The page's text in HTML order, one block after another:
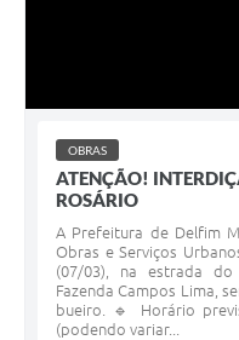
OBRAS
ATENÇÃO!
ROSÁRIO
A Prefeitura de Delfim
Obras e Serviços
(07/03), na estrada
Fazenda Campos Lima,
bueiro. 🔹 Horário
(podendo variar...